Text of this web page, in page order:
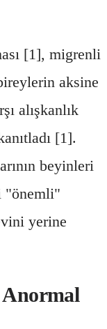
[1], migrenli
aksine
alışkanlık
[1].
beyinleri
"önemli"
yerine
Anormal